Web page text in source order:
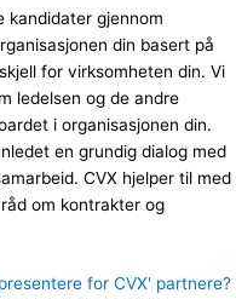
kandidater gjennom
din basert på
for virksomheten din. Vi
ledelsen og de andre
i organisasjonen din.
en grundig dialog med
CVX hjelper til med
om kontrakter og
for CVX' partnere?